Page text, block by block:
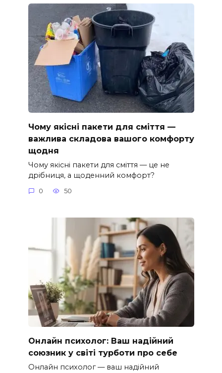
Чому якісні пакети для сміття —
важлива складова вашого комфорту
щодня
Чому якісні пакети для сміття — це не
дрібниця, а щоденний комфорт?
0 50
Онлайн психолог: Ваш надійний
союзник у світі турботи про себе
Онлайн психолог — ваш надійний